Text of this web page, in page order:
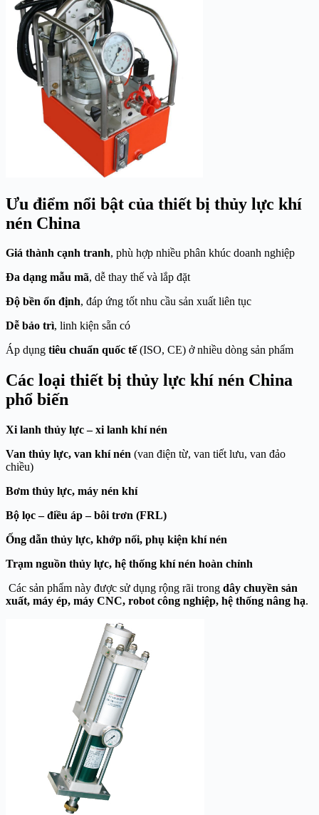
Ưu điểm nổi bật của thiết bị thủy lực khí
nén China
Giá thành cạnh tranh, phù hợp nhiều phân khúc doanh nghiệp
Đa dạng mẫu mã, dễ thay thế và lắp đặt
Độ bền ổn định, đáp ứng tốt nhu cầu sản xuất liên tục
Dễ bảo trì, linh kiện sẵn có
Áp dụng tiêu chuẩn quốc tế(ISO, CE) ở nhiều dòng sản phẩm
Các loại thiết bị thủy lực khí nén China
phổ biến
Xi lanh thủy lực – xi lanh khí nén
Van thủy lực, van khí nén (van điện từ, van tiết lưu, van đảo
chiều)
Bơm thủy lực, máy nén khí
Bộ lọc – điều áp – bôi trơn (FRL)
Ống dẫn thủy lực, khớp nối, phụ kiện khí nén
Trạm nguồn thủy lực, hệ thống khí nén hoàn chỉnh
Các sản phẩm này được sử dụng rộng rãi trong dây chuyền sản
xuất, máy ép, máy CNC, robot công nghiệp, hệ thống nâng hạ.